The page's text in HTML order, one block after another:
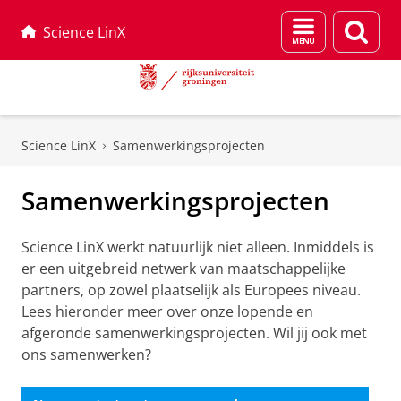
Science LinX
Menu
en
Science LinX Samenwerkingsprojecten
Samenwerkingsprojecten
Science LinX werkt natuurlijk niet alleen. Inmiddels is
er een uitgebreid netwerk van maatschappelijke
partners, op zowel plaatselijk als Europees niveau.
Lees hieronder meer over onze lopende en
afgeronde samenwerkingsprojecten. Wil jij ook met
ons samenwerken?